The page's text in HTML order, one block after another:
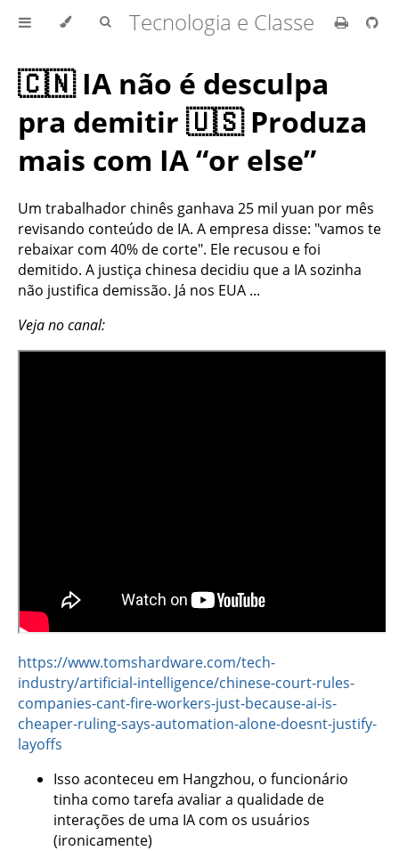
Tecnologia e Classe
🇨🇳 IA não é desculpa
pra demitir 🇺🇸 Produza
mais com IA “or else”
Um trabalhador chinês ganhava 25 mil yuan por mês
revisando conteúdo de IA. A empresa disse: "vamos te
rebaixar com 40% de corte". Ele recusou e foi
demitido. A justiça chinesa decidiu que a IA sozinha
não justifica demissão. Já nos EUA ...
Veja no canal:
https://www.tomshardware.com/tech-
industry/artificial-intelligence/chinese-court-rules-
companies-cant-fire-workers-just-because-ai-is-
cheaper-ruling-says-automation-alone-doesnt-justify-
layoffs
Isso aconteceu em Hangzhou, o funcionário
tinha como tarefa avaliar a qualidade de
interações de uma IA com os usuários
(ironicamente)